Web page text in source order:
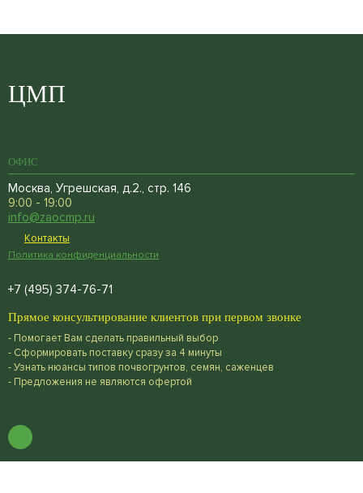
ЦМП
ОФИС
Москва, Угрешская, д.2., стр. 146
9:00 - 19:00
info@zaocmp.ru
Контакты
Политика конфиденциальности
+7 (495) 374-76-71
Прямое консультирование клиентов при первом звонке
- Помогает Вам сделать правильный выбор
- Сформировать поставку сразу за 4 минуты
- Узнать нюансы типов почвогрунтов, семян, саженцев
- Предложения не являются офертой